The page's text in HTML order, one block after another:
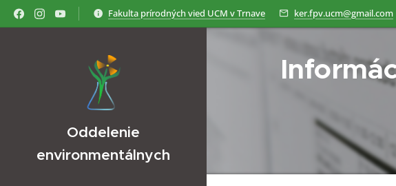
Fakulta prírodných vied UCM v Trnave ker.fpv.ucm@gmail.com
Oddelenie
environmentálnych